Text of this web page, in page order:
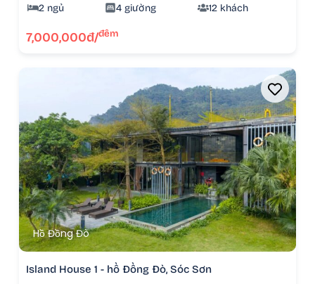
2 ngủ 4 giường 12 khách
7,000,000đ/đêm
Hồ Đồng Đò
Island House 1 - hồ Đồng Đò, Sóc Sơn